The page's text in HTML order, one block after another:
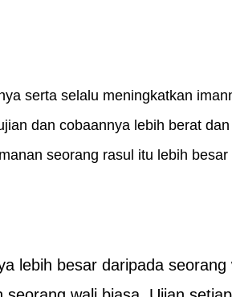
serta selalu meningkatkan
dan cobaannya lebih berat
seorang rasul itu lebih
lebih besar daripada seorang